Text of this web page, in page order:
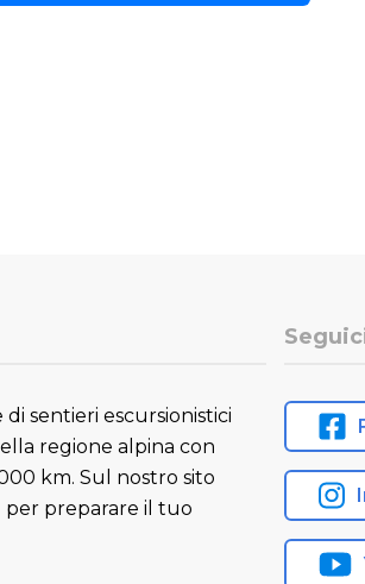
sentieri escursionistici
regione alpina con
km. Sul nostro sito
per preparare il tuo